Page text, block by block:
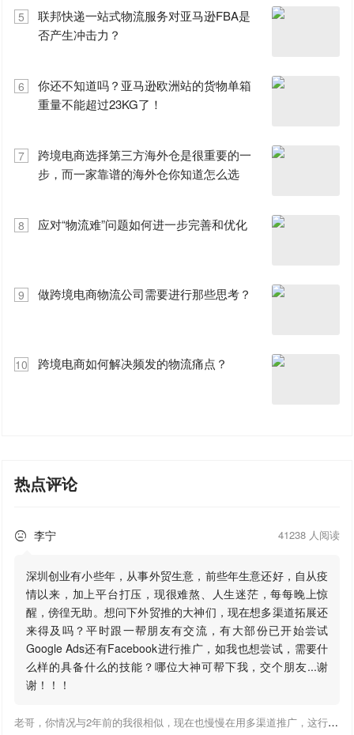
5
联邦快递一站式物流服务对亚马逊FBA是
否产生冲击力？
6
你还不知道吗？亚马逊欧洲站的货物单箱
重量不能超过23KG了！
7
跨境电商选择第三方海外仓是很重要的一
步，而一家靠谱的海外仓你知道怎么选
8 应对“物流难”问题如何进一步完善和优化
9 做跨境电商物流公司需要进行那些思考？
10 跨境电商如何解决频发的物流痛点？
热点评论
 李宁 41238 人阅读
深圳创业有小些年，从事外贸生意，前些年生意还好，自从疫
情以来，加上平台打压，现很难熬、人生迷茫，每每晚上惊
醒，傍徨无助。想问下外贸推的大神们，现在想多渠道拓展还
来得及吗？平时跟一帮朋友有交流，有大部份已开始尝试
Google Ads还有Facebook进行推广，如我也想尝试，需要什
么样的具备什么的技能？哪位大神可帮下我，交个朋友...谢
谢！！！
老哥，你情况与2年前的我很相似，现在也慢慢在用多渠道推广，这行有钱景，你有基础上手会比较快，不必担心。至于Google还是Facebook哪好上手，我是Google广告入手，现在迷上外贸推关注大神们的营销推广干货。有空你也可多泡下这站，真能学到不少东西；希望可以帮到你！